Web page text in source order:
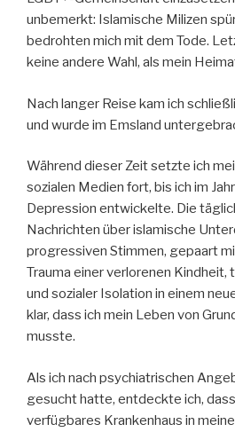
unbemerkt: Islamische Milizen
bedrohten mich mit dem Tode.
keine andere Wahl, als mein
Nach langer Reise kam ich
und wurde im Emsland
Während dieser Zeit setzte ich
sozialen Medien fort, bis ich im
Depression entwickelte. Die
Nachrichten über islamische
progressiven Stimmen, gepaart
Trauma einer verlorenen Kindheit,
und sozialer Isolation in einem
klar, dass ich mein Leben von
musste.
Als ich nach psychiatrischen
gesucht hatte, entdeckte ich,
verfügbares Krankenhaus in